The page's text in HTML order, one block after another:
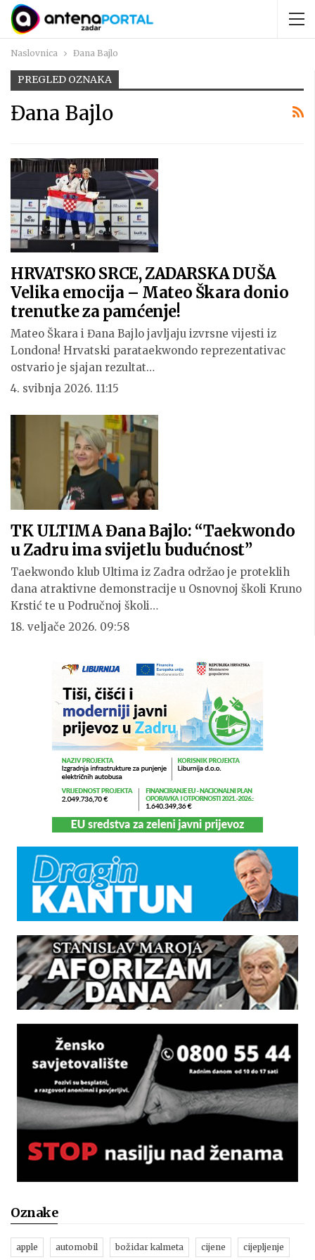
Naslovnica Đana Bajlo
PREGLED OZNAKA
Đana Bajlo
HRVATSKO SRCE, ZADARSKA DUŠA
Velika emocija – Mateo Škara donio
trenutke za pamćenje!
Mateo Škara i Đana Bajlo javljaju izvrsne vijesti iz
Londona! Hrvatski parataekwondo reprezentativac
ostvario je sjajan rezultat…
4. svibnja 2026. 11:15
TK ULTIMA Đana Bajlo: “Taekwondo
u Zadru ima svijetlu budućnost”
Taekwondo klub Ultima iz Zadra održao je proteklih
dana atraktivne demonstracije u Osnovnoj školi Kruno
Krstić te u Područnoj školi…
18. veljače 2026. 09:58
Oznake
apple automobil božidar kalmeta cijene cijepljenje